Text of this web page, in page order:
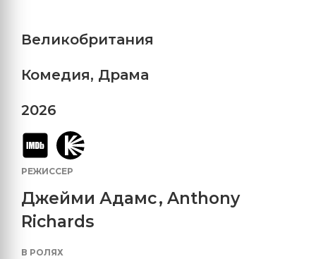
Великобритания
Комедия, Драма
2026
РЕЖИССЕР
Джейми Адамс, Anthony
Richards
В РОЛЯХ